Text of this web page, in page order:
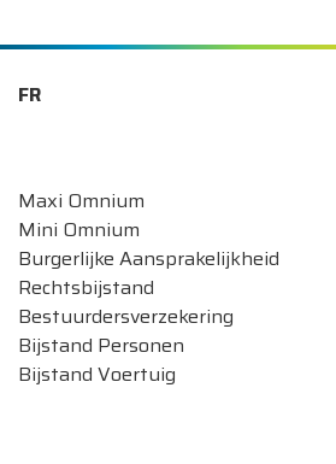
FR
Maxi Omnium
Mini Omnium
Burgerlijke Aansprakelijkheid
Rechtsbijstand
Bestuurdersverzekering
Bijstand Personen
Bijstand Voertuig